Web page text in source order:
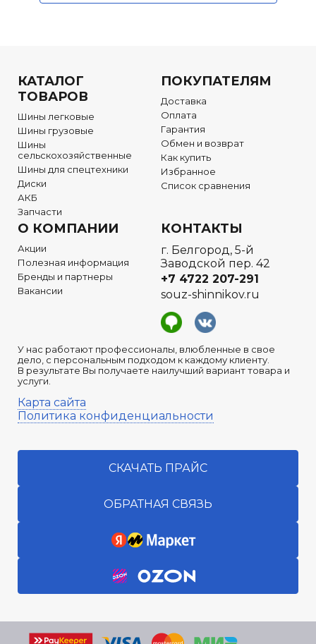
КАТАЛОГ
ТОВАРОВ
Шины легковые
Шины грузовые
Шины
сельскохозяйственные
Шины для спецтехники
Диски
АКБ
Запчасти
ПОКУПАТЕЛЯМ
Доставка
Оплата
Гарантия
Обмен и возврат
Как купить
Избранное
Список сравнения
О КОМПАНИИ
Акции
Полезная информация
Бренды и партнеры
Вакансии
У нас работают профессионалы, влюбленные в свое
дело, с персональным подходом к каждому клиенту.
В результате Вы получаете наилучший вариант товара и
услуги.
Карта сайта
Политика конфиденциальности
КОНТАКТЫ
г. Белгород, 5-й
Заводской пер. 42
+7 4722 207-291
souz-shinnikov.ru
СКАЧАТЬ ПРАЙС
ОБРАТНАЯ СВЯЗЬ